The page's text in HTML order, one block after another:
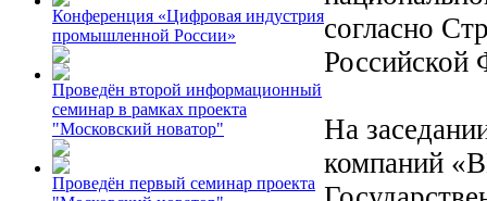
Конференция «Цифровая индустрия
промышленной России»
Проведён второй информационный
семинар в рамках проекта
"Московский новатор"
Проведён первый семинар проекта
согласно
Российской
На
компаний